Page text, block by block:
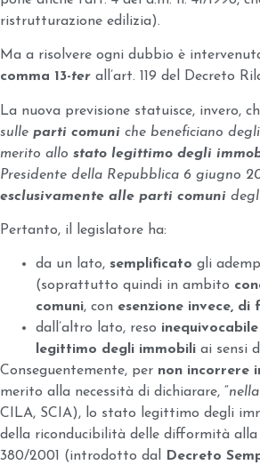
ristrutturazione edilizia).
Ma a risolvere ogni dubbio è
comma 13-ter all’art. 119 del Decreto
La nuova previsione statuisce, invero,
sulle parti comuni che beneficiano
merito allo stato legittimo degli
Presidente della Repubblica 6 giugno
esclusivamente alle parti comuni
Pertanto, il legislatore ha:
da un lato, semplificato gli
(soprattutto quindi in ambito
comuni, con esenzione invece,
dall’altro lato, reso
legittimo degli immobili ai sensi
Conseguentemente, per non incorrere
merito alla necessità di dichiarare, “
CILA, SCIA), lo stato legittimo degli
della riconducibilità delle difformità alla
380/2001 (introdotto dal Decreto